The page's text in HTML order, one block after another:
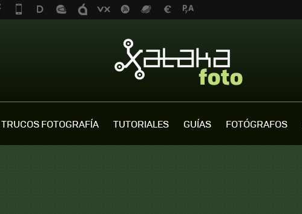
TRUCOS FOTOGRAFÍA TUTORIALES GUÍAS FOTÓGRAFOS